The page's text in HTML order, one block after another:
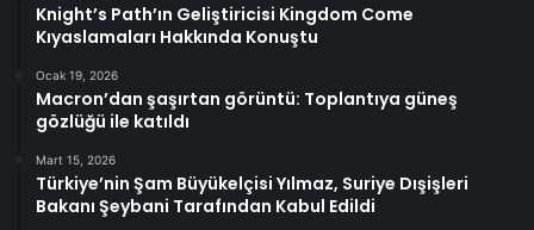
Knight’s Path’ın Geliştiricisi Kingdom Come
Kıyaslamaları Hakkında Konuştu
Ocak 19, 2026
Macron’dan şaşırtan görüntü: Toplantıya güneş
gözlüğü ile katıldı
Mart 15, 2026
Türkiye’nin Şam Büyükelçisi Yılmaz, Suriye Dışişleri
Bakanı Şeybani Tarafından Kabul Edildi